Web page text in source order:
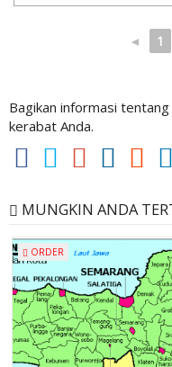
◄ 1
Bagikan informasi tentang
kerabat Anda.
MUNGKIN ANDA
ORDER